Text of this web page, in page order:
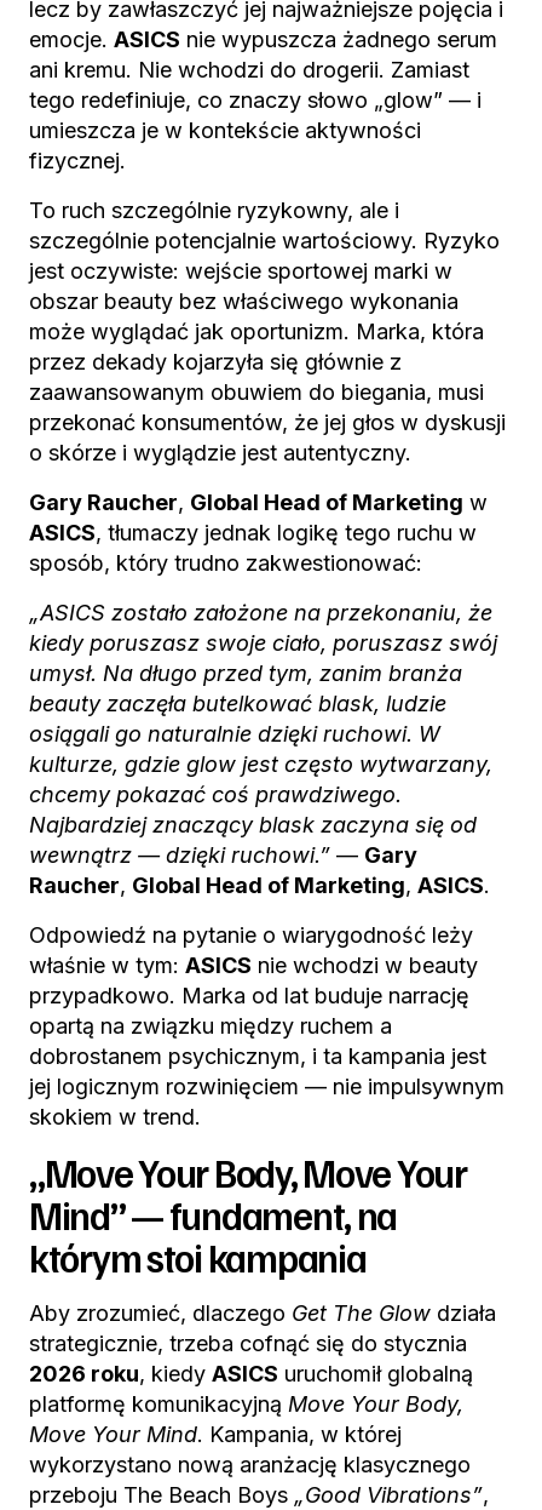
lecz by zawłaszczyć jej najważniejsze pojęcia i
emocje. ASICS nie wypuszcza żadnego serum
ani kremu. Nie wchodzi do drogerii. Zamiast
tego redefiniuje, co znaczy słowo „glow” — i
umieszcza je w kontekście aktywności
fizycznej.
To ruch szczególnie ryzykowny, ale i
szczególnie potencjalnie wartościowy. Ryzyko
jest oczywiste: wejście sportowej marki w
obszar beauty bez właściwego wykonania
może wyglądać jak oportunizm. Marka, która
przez dekady kojarzyła się głównie z
zaawansowanym obuwiem do biegania, musi
przekonać konsumentów, że jej głos w dyskusji
o skórze i wyglądzie jest autentyczny.
Gary Raucher, Global Head of Marketing w
ASICS, tłumaczy jednak logikę tego ruchu w
sposób, który trudno zakwestionować:
„ASICS zostało założone na przekonaniu, że
kiedy poruszasz swoje ciało, poruszasz swój
umysł. Na długo przed tym, zanim branża
beauty zaczęła butelkować blask, ludzie
osiągali go naturalnie dzięki ruchowi. W
kulturze, gdzie glow jest często wytwarzany,
chcemy pokazać coś prawdziwego.
Najbardziej znaczący blask zaczyna się od
wewnątrz — dzięki ruchowi.” — Gary
Raucher, Global Head of Marketing, ASICS.
Odpowiedź na pytanie o wiarygodność leży
właśnie w tym: ASICS nie wchodzi w beauty
przypadkowo. Marka od lat buduje narrację
opartą na związku między ruchem a
dobrostanem psychicznym, i ta kampania jest
jej logicznym rozwinięciem — nie impulsywnym
skokiem w trend.
„Move Your Body, Move Your
Mind” — fundament, na
którym stoi kampania
Aby zrozumieć, dlaczego Get The Glow działa
strategicznie, trzeba cofnąć się do stycznia
2026 roku, kiedy ASICS uruchomił globalną
platformę komunikacyjną Move Your Body,
Move Your Mind. Kampania, w której
wykorzystano nową aranżację klasycznego
przeboju The Beach Boys „Good Vibrations”,